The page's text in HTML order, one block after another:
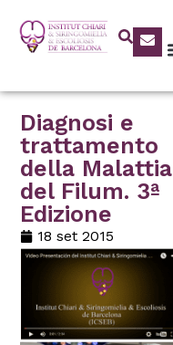
Diagnosi e
trattamento
della Malattia
del Filum. 3ª
Edizione
18 set 2015